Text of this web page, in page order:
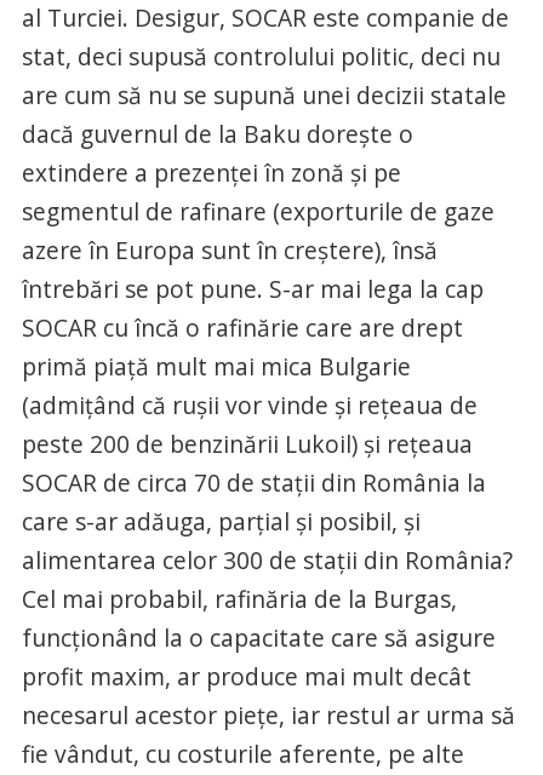
al Turciei. Desigur, SOCAR este companie de
stat, deci supusă controlului politic, deci nu
are cum să nu se supună unei decizii statale
dacă guvernul de la Baku dorește o
extindere a prezenței în zonă și pe
segmentul de rafinare (exporturile de gaze
azere în Europa sunt în creștere), însă
întrebări se pot pune. S-ar mai lega la cap
SOCAR cu încă o rafinărie care are drept
primă piață mult mai mica Bulgarie
(admițând că rușii vor vinde și rețeaua de
peste 200 de benzinării Lukoil) și rețeaua
SOCAR de circa 70 de stații din România la
care s-ar adăuga, parțial și posibil, și
alimentarea celor 300 de stații din România?
Cel mai probabil, rafinăria de la Burgas,
funcționând la o capacitate care să asigure
profit maxim, ar produce mai mult decât
necesarul acestor piețe, iar restul ar urma să
fie vândut, cu costurile aferente, pe alte